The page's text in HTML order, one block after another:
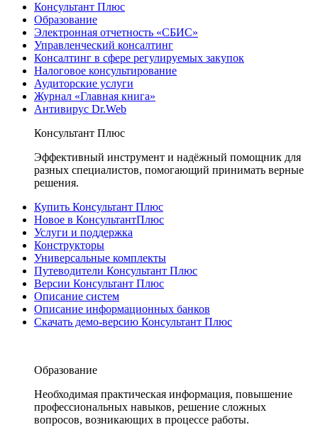
Консультант Плюс
Образование
Электронная отчетность «СБИС»
Управленческий консалтинг
Консалтинг в сфере регулируемых закупок
Налоговое консультирование
Аудиторские услуги
Журнал «Главная книга»
Антивирус Dr.Web
Консультант Плюс
Эффективный инструмент и надёжный помощник для
разных специалистов, помогающий принимать верные
решения.
Купить Консультант Плюс
Новое в КонсультантПлюс
Услуги и поддержка
Конструкторы
Универсальные комплекты
Путеводители Консультант Плюс
Версии Консультант Плюс
Описание систем
Описание информационных банков
Скачать демо-версию Консультант Плюс
Образование
Необходимая практическая информация, повышение
профессиональных навыков, решение сложных
вопросов, возникающих в процессе работы.